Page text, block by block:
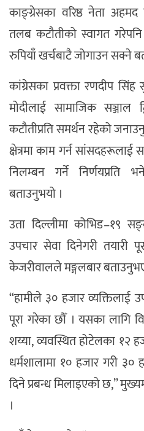
काङ्ग्रेसका वरिष्ठ नेता
तलब कटौतीको स्वागत
रुपियाँ खर्चबाटै जोगाउन सक्ने
कांग्रेसका प्रवक्ता रणदीप सिंह
मोदीलाई सामाजिक सञ्जाल
कटौतीप्रति समर्थन रहेको
क्षेत्रमा काम गर्न
निलम्बन गर्ने निर्णयप्रति
बताउनुभयो ।
उता दिल्लीमा कोभिड–१९
उपचार सेवा दिनेगरी तयारी
केजरीवालले मङ्गलबार
“हामीले ३० हजार व्यक्तिलाई
पूरा गरेका छौँ । यसका लागि
शय्या, व्यवस्थित होटेलका १२
धर्मशालामा १० हजार गरी ३०
दिने प्रबन्ध मिलाइएको छ,”
।